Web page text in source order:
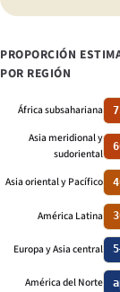
PROPORCIÓN
POR REGIÓN
África subsahariana
Asia meridional y
sudoriental
Asia oriental y Pacífico
América Latina
Europa y Asia central
América del Norte